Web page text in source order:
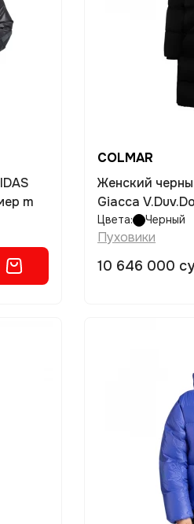
m
COLMAR
Женский
Giacca
Цвета: Черный
Пуховики
10 646 000